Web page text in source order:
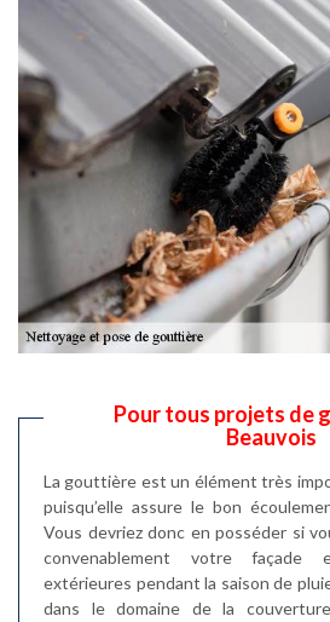
Pour tous projets de
Beauvois
La gouttière est un élément très
puisqu’elle assure le bon
Vous devriez donc en posséder si
convenablement votre façade
extérieures pendant la saison de
dans le domaine de la